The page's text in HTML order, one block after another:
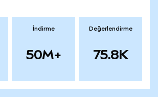
İndirme
50M+
Değerlendirme
75.8K